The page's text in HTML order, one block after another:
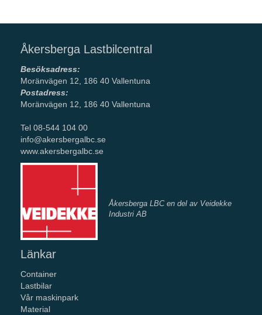
Åkersberga Lastbilcentral
Besöksadress:
Moränvägen 12, 186 40 Vallentuna
Postadress:
Moränvägen 12, 186 40 Vallentuna
Tel 08-544 104 00
info@akersbergalbc.se
www.akersbergalbc.se
Åkersberga LBC en del av Veidekke
Industri AB
Länkar
Container
Lastbilar
Vår maskinpark
Material